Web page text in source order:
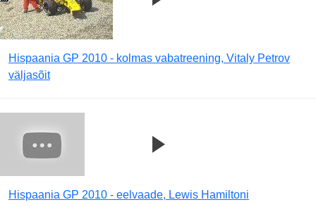
Hispaania GP 2010 - kolmas vabatreening, Vitaly Petrov
väljasõit
Hispaania GP 2010 - eelvaade, Lewis Hamiltoni